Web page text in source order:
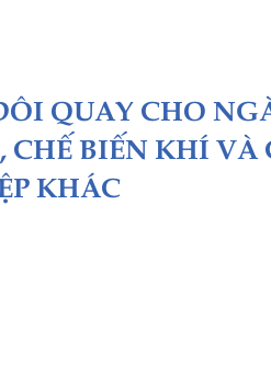
QUAY CHO
BIẾN KHÍ VÀ
KHÁC